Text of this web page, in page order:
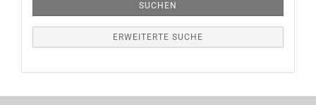
SUCHEN
ERWEITERTE SUCHE